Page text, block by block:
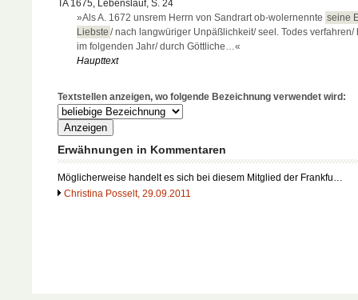
TA 1675, Lebenslauf, S. 24
»Als A. 1672 unsrem Herrn von Sandrart ob-wolernennte seine
Liebste / nach langwüriger Unpäßlichkeit/ seel. Todes verfahren/
im folgenden Jahr/ durch Göttliche…«
Haupttext
Textstellen anzeigen, wo folgende Bezeichnung verwendet wird:
Erwähnungen in Kommentaren
Möglicherweise handelt es sich bei diesem Mitglied der Frankfu…
Christina Posselt, 29.09.2011